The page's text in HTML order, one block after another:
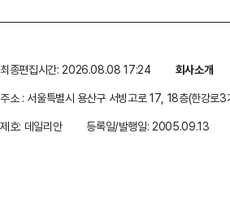
최종편집시간: 2026.08.08 17:24 회사소개
주소 : 서울특별시 용산구 서빙고로 17, 18층(한강로3
제호: 데일리안
등록일/발행일: 2005.09.13